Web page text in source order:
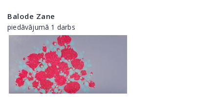
Balode Zane
piedāvājumā 1 darbs